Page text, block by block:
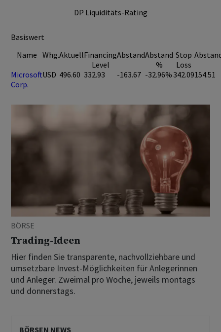
DP Liquiditäts-Rating
Basiswert
Name Whg.AktuellFinancing
Level
AbstandAbstand
%
Stop
Loss
Microsoft
Corp.
USD 496.60 332.93 -163.67 -32.96% 342.09154.51
BÖRSE
Trading-Ideen
Hier finden Sie transparente, nachvollziehbare und
umsetzbare Invest-Möglichkeiten für Anlegerinnen
und Anleger. Zweimal pro Woche, jeweils montags
und donnerstags.
BÖRSEN NEWS